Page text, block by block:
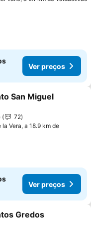
Ver preços
aos favoritos
San Miguel
72
Vera, a 18.9 km de
Ver preços
aos favoritos
Gredos